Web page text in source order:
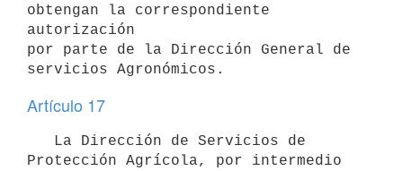
obtengan la correspondiente
autorización
por parte de la Dirección General de
Artículo 17
Protección Agrícola, por intermedio